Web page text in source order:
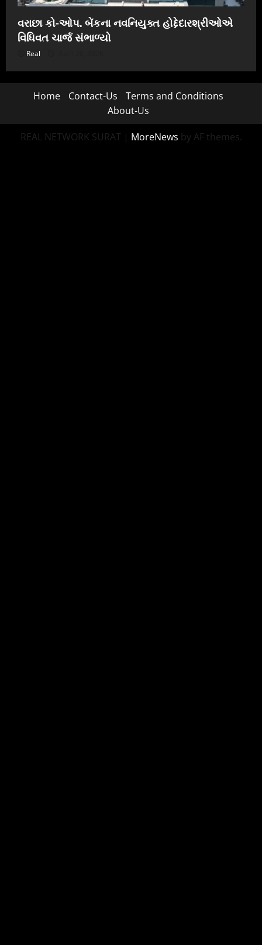
વરાછા કો-ઓપ. બેંકના નવનિયુક્ત હોદ્દેદારશ્રીઓએ
વિધિવત ચાર્જ સંભાળ્યો
Real
Home Contact-Us
Terms and Conditions
About-Us
REAL NETWORK SURAT | MoreNews by AF themes.